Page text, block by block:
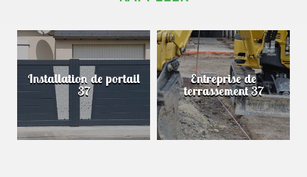
Installation de portail
37
Entreprise de
terrassement 37